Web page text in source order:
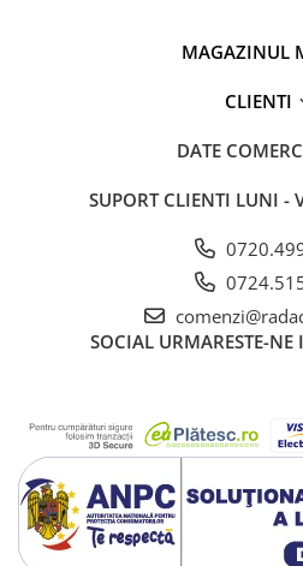
MAGAZINUL
CLIENTI
DATE
SUPORT CLIENTI LUNI -
SOCIAL URMARESTE-